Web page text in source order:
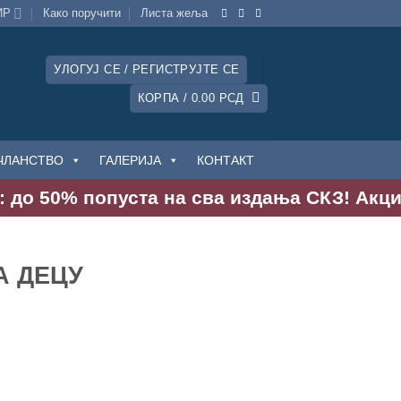
Како поручити Листa жеља
УЛОГУЈ СЕ / РЕГИСТРУЈТЕ СЕ
КОРПА / 0.00 РСД
ГАЛЕРИЈА КОНТАКТ
50% попуста на сва издања СКЗ! Акција
ДЕЦУ